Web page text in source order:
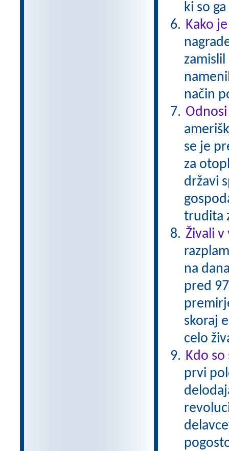
ki so
Kako
način
se je
za
državi
trudita
Živali
na
pred
skoraj
celo
Kdo
prvi